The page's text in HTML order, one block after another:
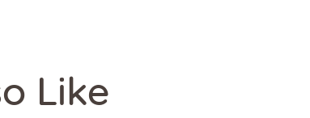
Like